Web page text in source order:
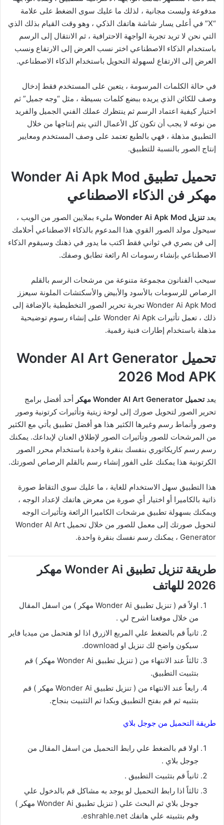
مدفوعة وليست مجانية ، لذلك ما عليك سوى الضغط على علامة
“X” في أعلى يسار شاشة هاتفك الذكي ، وهو وقت القيام بذلك الذي
التي نحن لا تريد تجربة الواجهة الاحترافية ، ثم الانتقال إلى الرسم
باستخدام الذكاء الاصطناعي اختر نسب العرض إلى الارتفاع ونسب
العرض إلى الارتفاع لسهولة التحويل باستخدام الذكاء الاصطناعي.
في حالة الكلمات المرسومة ، يتعين على المستخدم فقط إدخال
وصف للكائن الذي يريده ببضع كلمات بسيطة ، مثل “وجه جميل” ثم
اختيار كيفية اعتماد الرسم ثم ينتظرك عملك الفني الجميل والفريد
من نوعه لا يجب أن تكون كل الأعمال التي يتم إنتاجها من خلال
التطبيق مذهلة ، فهي بالطبع تعتمد على وصف المستخدم ومعايير
إنتاج الصور بالنسبة للتطبيق.
تحميل تطبيق Wonder Ai Apk Mod
مهكر فن الذكاء الاصطناعي
يعدتنزيل Wonder Ai Apk Mod
مليء بملايين الصور من الويب ،
سيحول مولد الصور القوي هذا المدعوم بالذكاء الاصطناعي أحلامك
إلى فن بصري في ثواني فقط اكتب ما يدور في ذهنك وسيقوم الذكاء
الاصطناعي بإنشاء رسومات AI رائعة تطابق وصفك.
سيحب الفنانون مجموعة متنوعة من مرشحات الرسم بالقلم
الرصاص للرسومات بالأسود والأبيض والأسكتشات الملونة سيعزز
Wonder Ai Apk Mod تجربة تحرير الصور التخطيطية بالإضافة إلى
ذلك ، تعمل تأثيرات Wonder Ai Apk على إنشاء رسوم توضيحية
مذهلة باستخدام إطارات فنية رقمية.
تحميل Wonder AI Art Generator
2026 Mod APK
يعدتحميل Wonder AI Art Generator مهكر
أحد أفضل برامج
تحرير الصور لتحويل صورك إلى لوحة زيتية وتأثيرات كرتونية وصور
وصور وأنماط رسم وغيرها الكثير هذا هو أفضل تطبيق يأتي مع الكثير
من المرشحات للصور وتأثيرات الصور لإطلاق العنان لإبداعك. يمكنك
رسم رسم كاريكاتوري بنفسك بنقرة واحدة باستخدام محرر الصور
الكرتونية هذا يمكنك على الفور إنشاء رسم بالقلم الرصاص لصورتك.
هذا التطبيق سهل الاستخدام للغاية ، ما عليك سوى التقاط صورة
ذاتية بالكاميرا أو اختيار أي صورة من معرض هاتفك لإعداد الوجه ،
ويمكنك بسهولة تطبيق مرشحات الكاميرا الرائعة وتأثيرات الوجه
لتحويل صورتك إلى معمل للصور من خلال تحميل Wonder AI Art
Generator ، يمكنك رسم نفسك بنقرة واحدة.
طريقة تنزيل تطبيق Wonder Ai مهكر
2026 للهاتف
اولاً قم ( تنزيل تطبيق Wonder Ai مهكر ) من اسفل المقال
من خلال موقعنا اشرح لي .
ثانياً قم بالضغط علي المربع الازرق اذا لو هتحمل من ميديا فاير
سيكون واضح لك تنزيل او download.
ثالثاً عند الانتهاء من ( تنزيل تطبيق Wonder Ai مهكر ) قم
بتثبيت التطبيق.
رابعاً عند الانتهاء من ( تنزيل تطبيق Wonder Ai مهكر ) قم
بتثبيه ثم قم بفتح التطبيق وبكدا تم التثبيت بنجاح.
طريقة التحميل من جوجل بلاي
اولا قم بالضغط علي رابط التحميل من اسفل المقال من
جوجل بلاي .
ثانياً قم بتثبيت التطبيق .
ثالثاً اذا رابط التحميل لو يوجد به مشاكل قم بالدخول علي
جوجل بلاي ثم البحث علي ( تنزيل تطبيق Wonder Ai مهكر )
وقم بتثبيته علي هاتفك eshrahle.net.